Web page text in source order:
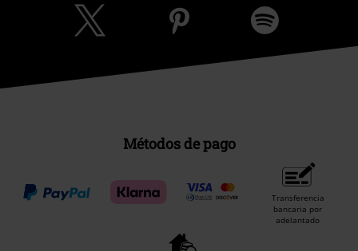
Métodos de pago
Transferencia
bancaria por
adelantado